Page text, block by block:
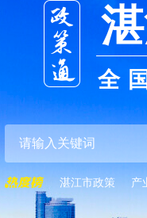
全
湛江市政策 产